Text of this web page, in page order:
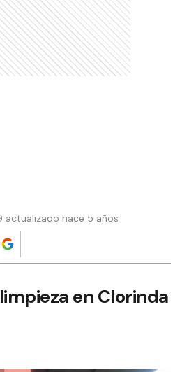
actualizado hace 5 años
en Clorinda